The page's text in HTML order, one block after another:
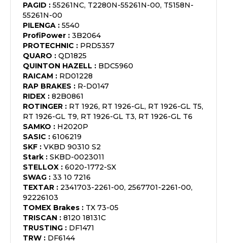
PAGID : 55261NC, T2280N-55261N-00, T5158N-
55261N-00
PILENGA : 5540
ProfiPower : 3B2064
PROTECHNIC : PRD5357
QUARO : QD1825
QUINTON HAZELL : BDC5960
RAICAM : RD01228
RAP BRAKES : R-D0147
RIDEX : 82B0861
ROTINGER : RT 1926, RT 1926-GL, RT 1926-GL T5,
RT 1926-GL T9, RT 1926-GL T3, RT 1926-GL T6
SAMKO : H2020P
SASIC : 6106219
SKF : VKBD 90310 S2
Stark : SKBD-0023011
STELLOX : 6020-1772-SX
SWAG : 33 10 7216
TEXTAR : 2341703-2261-00, 2567701-2261-00,
92226103
TOMEX Brakes : TX 73-05
TRISCAN : 8120 18131C
TRUSTING : DF1471
TRW : DF6144